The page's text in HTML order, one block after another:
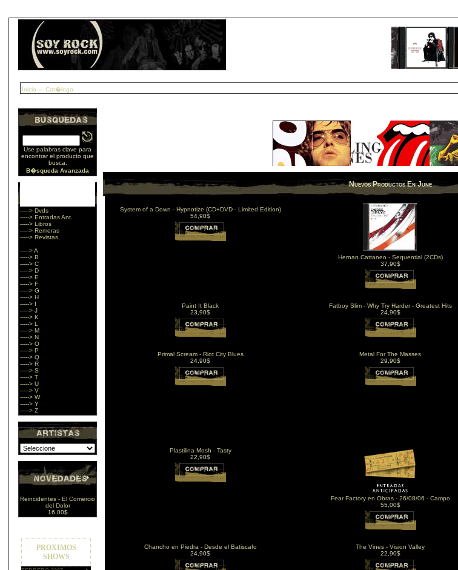
Inicio » Cat�logo
Use palabras clave para
encontrar el producto que
busca.
B�squeda Avanzada
-----> Dvds
-----> Entradas Ant.
-----> Libros
-----> Remeras
-----> Revistas
-----> A
-----> B
-----> C
-----> D
-----> E
-----> F
-----> G
-----> H
-----> I
-----> J
-----> K
-----> L
-----> M
-----> N
-----> O
-----> P
-----> Q
-----> R
-----> S
-----> T
-----> U
-----> V
-----> W
-----> Y
-----> Z
Reincidentes - El Comercio
del Dolor
16,00$
Nuevos Productos En June
System of a Down - Hypnotize (CD+DVD - Limited Edition)
54,90$
Hernan Cattaneo - Sequential (2CDs)
37,90$
Paint It Black
23,90$
Fatboy Slim - Why Try Harder - Greatest Hits
24,90$
Primal Scream - Riot City Blues
24,90$
Metal For The Masses
29,90$
Plastilina Mosh - Tasty
22,90$
Fear Factory en Obras - 26/08/06 - Campo
55,00$
Chancho en Piedra - Desde el Batiscafo
24,90$
The Vines - Vision Valley
22,90$